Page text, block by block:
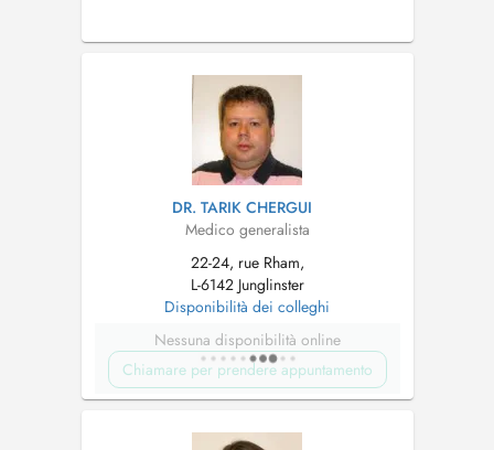
DR. TARIK CHERGUI
Medico generalista
22-24, rue Rham,
L-6142 Junglinster
Disponibilità dei colleghi
Nessuna disponibilità online
Chiamare per prendere appuntamento